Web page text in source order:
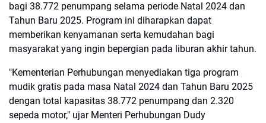
bagi 38.772 penumpang selama periode Natal 2024 dan
Tahun Baru 2025. Program ini diharapkan dapat
memberikan kenyamanan serta kemudahan bagi
masyarakat yang ingin bepergian pada liburan akhir tahun.
"Kementerian Perhubungan menyediakan tiga program
mudik gratis pada masa Natal 2024 dan Tahun Baru 2025
dengan total kapasitas 38.772 penumpang dan 2.320
sepeda motor," ujar Menteri Perhubungan Dudy